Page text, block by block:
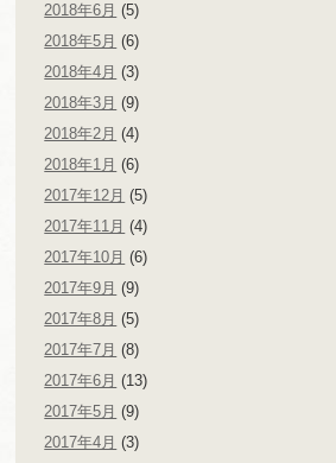
2018年6月 (5)
2018年5月 (6)
2018年4月 (3)
2018年3月 (9)
2018年2月 (4)
2018年1月 (6)
2017年12月 (5)
2017年11月 (4)
2017年10月 (6)
2017年9月 (9)
2017年8月 (5)
2017年7月 (8)
2017年6月 (13)
2017年5月 (9)
2017年4月 (3)